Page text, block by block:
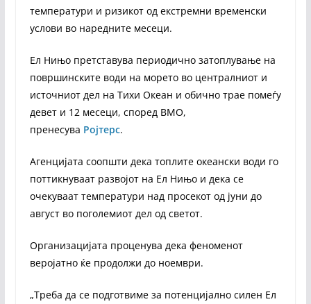
температури и ризикот од екстремни временски
услови во наредните месеци.
Ел Нињо претставува периодично затоплување на
површинските води на морето во централниот и
источниот дел на Тихи Океан и обично трае помеѓу
девет и 12 месеци, според ВМО,
пренесува Ројтерс.
Агенцијата соопшти дека топлите океански води го
поттикнуваат развојот на Ел Нињо и дека се
очекуваат температури над просекот од јуни до
август во поголемиот дел од светот.
Организацијата проценува дека феноменот
веројатно ќе продолжи до ноември.
„Треба да се подготвиме за потенцијално силен Ел